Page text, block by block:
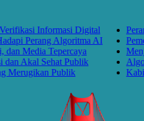
Informasi Digital
Algoritma AI
Tepercaya
Sehat Publik
Publik
Perang
Pemerintah
Menjawab
Algoritma
Kabinet